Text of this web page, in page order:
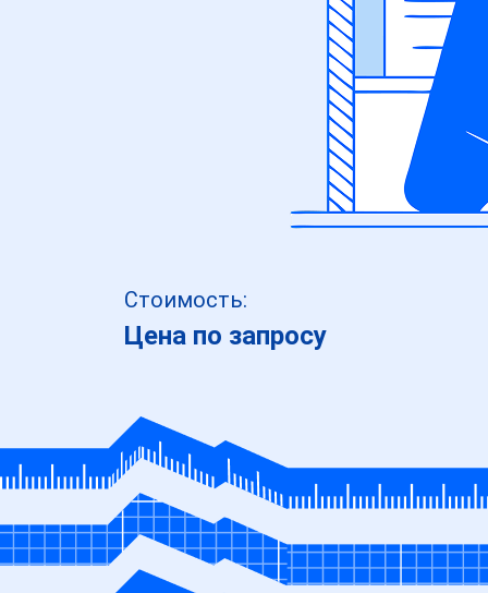
Стоимость:
Цена по запросу